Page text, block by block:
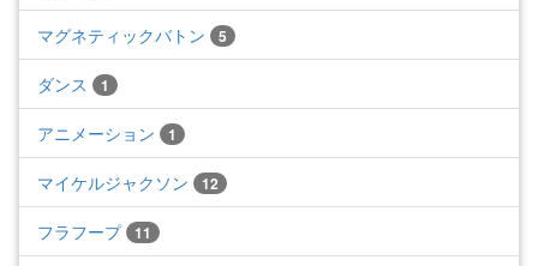
マグネティックバトン 5
ダンス 1
アニメーション 1
マイケルジャクソン 12
フラフープ 11